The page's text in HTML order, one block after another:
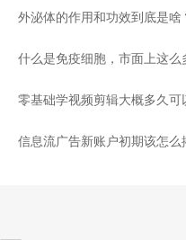
外泌体的作用和功效到底是
零基础学视频剪辑大概多久可
信息流广告新账户初期该怎么